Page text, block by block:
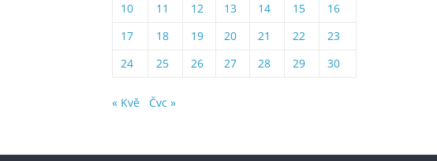
10
11 12 13 14 15
16
17
18 19 20 21 22
23
24
25 26 27 28 29 30
« Kvě Čvc »